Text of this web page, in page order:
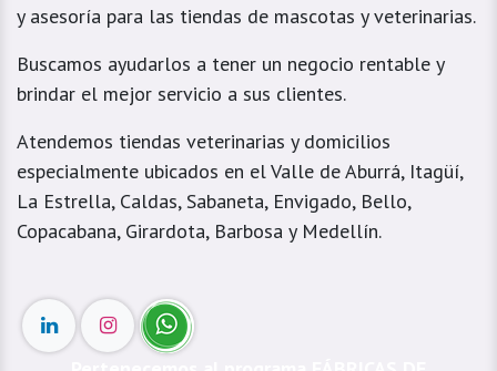
y asesoría para las tiendas de mascotas y veterinarias.
Buscamos ayudarlos a tener un negocio rentable y
brindar el mejor servicio a sus clientes.
Atendemos tiendas veterinarias y domicilios
especialmente ubicados en el Valle de Aburrá, Itagüí,
La Estrella, Caldas, Sabaneta, Envigado, Bello,
Copacabana, Girardota, Barbosa y Medellín.